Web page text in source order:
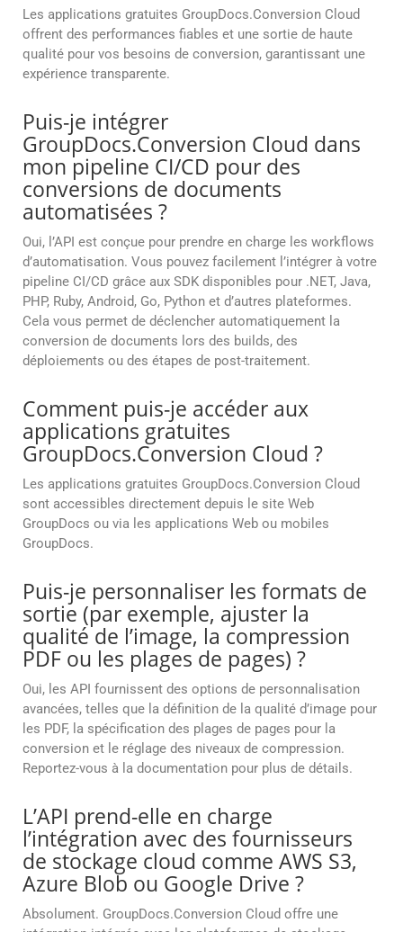
Les applications gratuites GroupDocs.Conversion Cloud
offrent des performances fiables et une sortie de haute
qualité pour vos besoins de conversion, garantissant une
expérience transparente.
Puis-je intégrer
GroupDocs.Conversion Cloud dans
mon pipeline CI/CD pour des
conversions de documents
automatisées ?
Oui, l’API est conçue pour prendre en charge les workflows
d’automatisation. Vous pouvez facilement l’intégrer à votre
pipeline CI/CD grâce aux SDK disponibles pour .NET, Java,
PHP, Ruby, Android, Go, Python et d’autres plateformes.
Cela vous permet de déclencher automatiquement la
conversion de documents lors des builds, des
déploiements ou des étapes de post-traitement.
Comment puis-je accéder aux
applications gratuites
GroupDocs.Conversion Cloud ?
Les applications gratuites GroupDocs.Conversion Cloud
sont accessibles directement depuis le site Web
GroupDocs ou via les applications Web ou mobiles
GroupDocs.
Puis-je personnaliser les formats de
sortie (par exemple, ajuster la
qualité de l’image, la compression
PDF ou les plages de pages) ?
Oui, les API fournissent des options de personnalisation
avancées, telles que la définition de la qualité d’image pour
les PDF, la spécification des plages de pages pour la
conversion et le réglage des niveaux de compression.
Reportez-vous à la documentation pour plus de détails.
L’API prend-elle en charge
l’intégration avec des fournisseurs
de stockage cloud comme AWS S3,
Azure Blob ou Google Drive ?
Absolument. GroupDocs.Conversion Cloud offre une